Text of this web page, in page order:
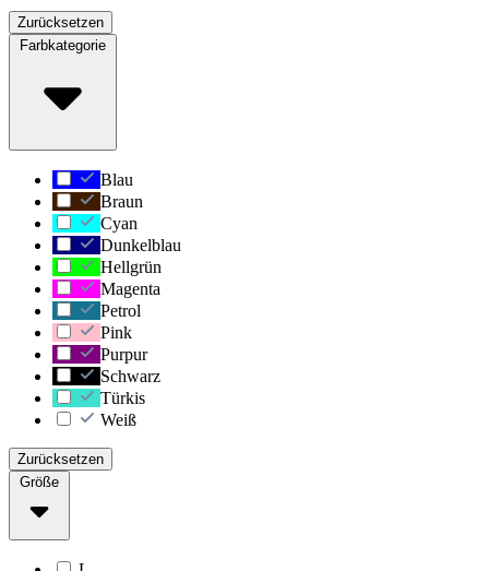
Zurücksetzen
Farbkategorie
Blau
Braun
Cyan
Dunkelblau
Hellgrün
Magenta
Petrol
Pink
Purpur
Schwarz
Türkis
Weiß
Zurücksetzen
Größe